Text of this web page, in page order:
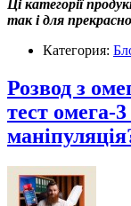
Ці категорії
так і для
Категория:
Розвод з
тест омега-